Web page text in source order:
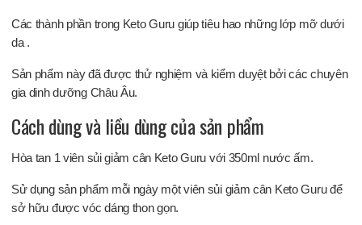
Các thành phần trong Keto Guru giúp tiêu hao những lớp mỡ dưới
da .
Sản phẩm này đã được thử nghiệm và kiểm duyệt bởi các chuyên
gia dinh dưỡng Châu Âu.
Cách dùng và liều dùng của sản phẩm
Hòa tan 1 viên sủi giảm cân Keto Guru với 350ml nước ấm.
Sử dụng sản phẩm mỗi ngày một viên sủi giảm cân Keto Guru để
sở hữu được vóc dáng thon gọn.